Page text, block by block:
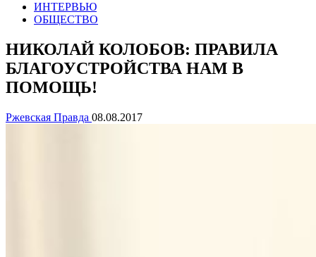
ИНТЕРВЬЮ
ОБЩЕСТВО
НИКОЛАЙ КОЛОБОВ: ПРАВИЛА
БЛАГОУСТРОЙСТВА НАМ В
ПОМОЩЬ!
Ржевская Правда 08.08.2017